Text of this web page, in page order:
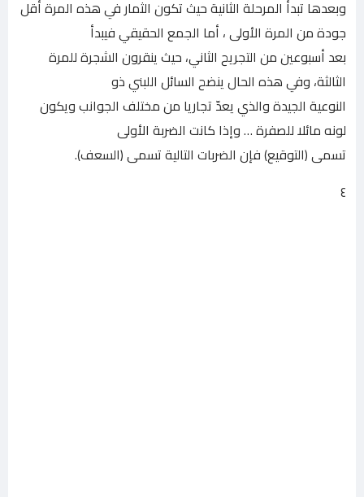
وبعدها تبدأ المرحلة الثانية حيث تكون الثمار في هذه المرة أقل
جودة من المرة الأولى ، أما الجمع الحقيقي فيبدأ
بعد أسبوعين من التجريح الثاني، حيث ينقرون الشجرة للمرة
الثالثة، وفي هذه الحال ينضح السائل اللبني ذو
النوعية الجيدة والذي يعدّ تجاريا من مختلف الجوانب ويكون
لونه مائلا للصفرة … وإذا كانت الضربة الأولى
تسمى (التوقيع) فإن الضربات التالية تسمى (السعف).
٤